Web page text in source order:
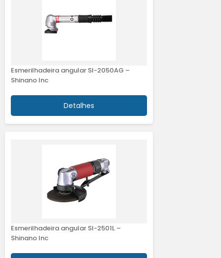
Esmerilhadeira angular SI-2050AG –
Shinano Inc
Detalhes
Esmerilhadeira angular SI-2501L –
Shinano Inc